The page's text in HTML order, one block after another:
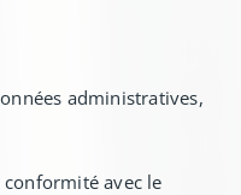
administratives,
conformité avec le